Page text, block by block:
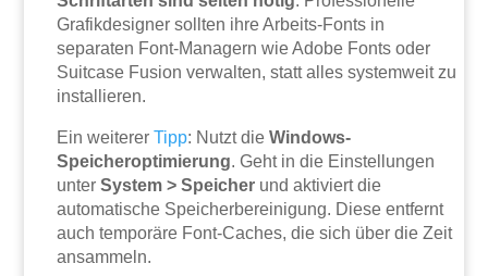
Grafikdesigner sollten ihre Arbeits-Fonts in
separaten Font-Managern wie Adobe Fonts oder
Suitcase Fusion verwalten, statt alles systemweit zu
installieren.
Ein weitererTipp: Nutzt dieWindows-
Speicheroptimierung. Geht in die Einstellungen
unterSystem > Speicher und aktiviert die
automatische Speicherbereinigung. Diese entfernt
auch temporäre Font-Caches, die sich über die Zeit
ansammeln.